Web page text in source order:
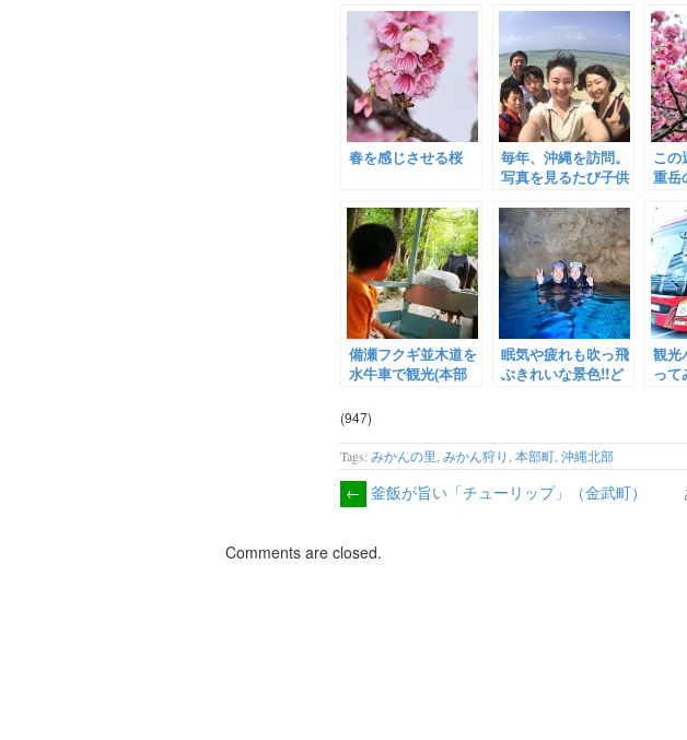
春を感じさせる桜
毎年、沖縄を訪問。
写真を見るたび子供
とが出来ます。｜沖
縄旅の思い出ﾌｫﾄｺﾝﾃ
ｽﾄ
この
重岳
備瀬フクギ並木道を
水牛車で観光(本部
眠気や疲れも吹っ飛
ぶきれいな景色!!ど
観光
って
(947)
Tags: みかんの里 みかん狩り 本部町 沖縄北部
← 釜飯が旨い「チューリップ」（金武町）
Comments are closed.